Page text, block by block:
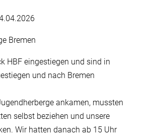
Bremen
HBF eingestiegen und sind in
und nach Bremen
ankamen, mussten
selbst beziehen und unsere
Wir hatten danach ab 15 Uhr